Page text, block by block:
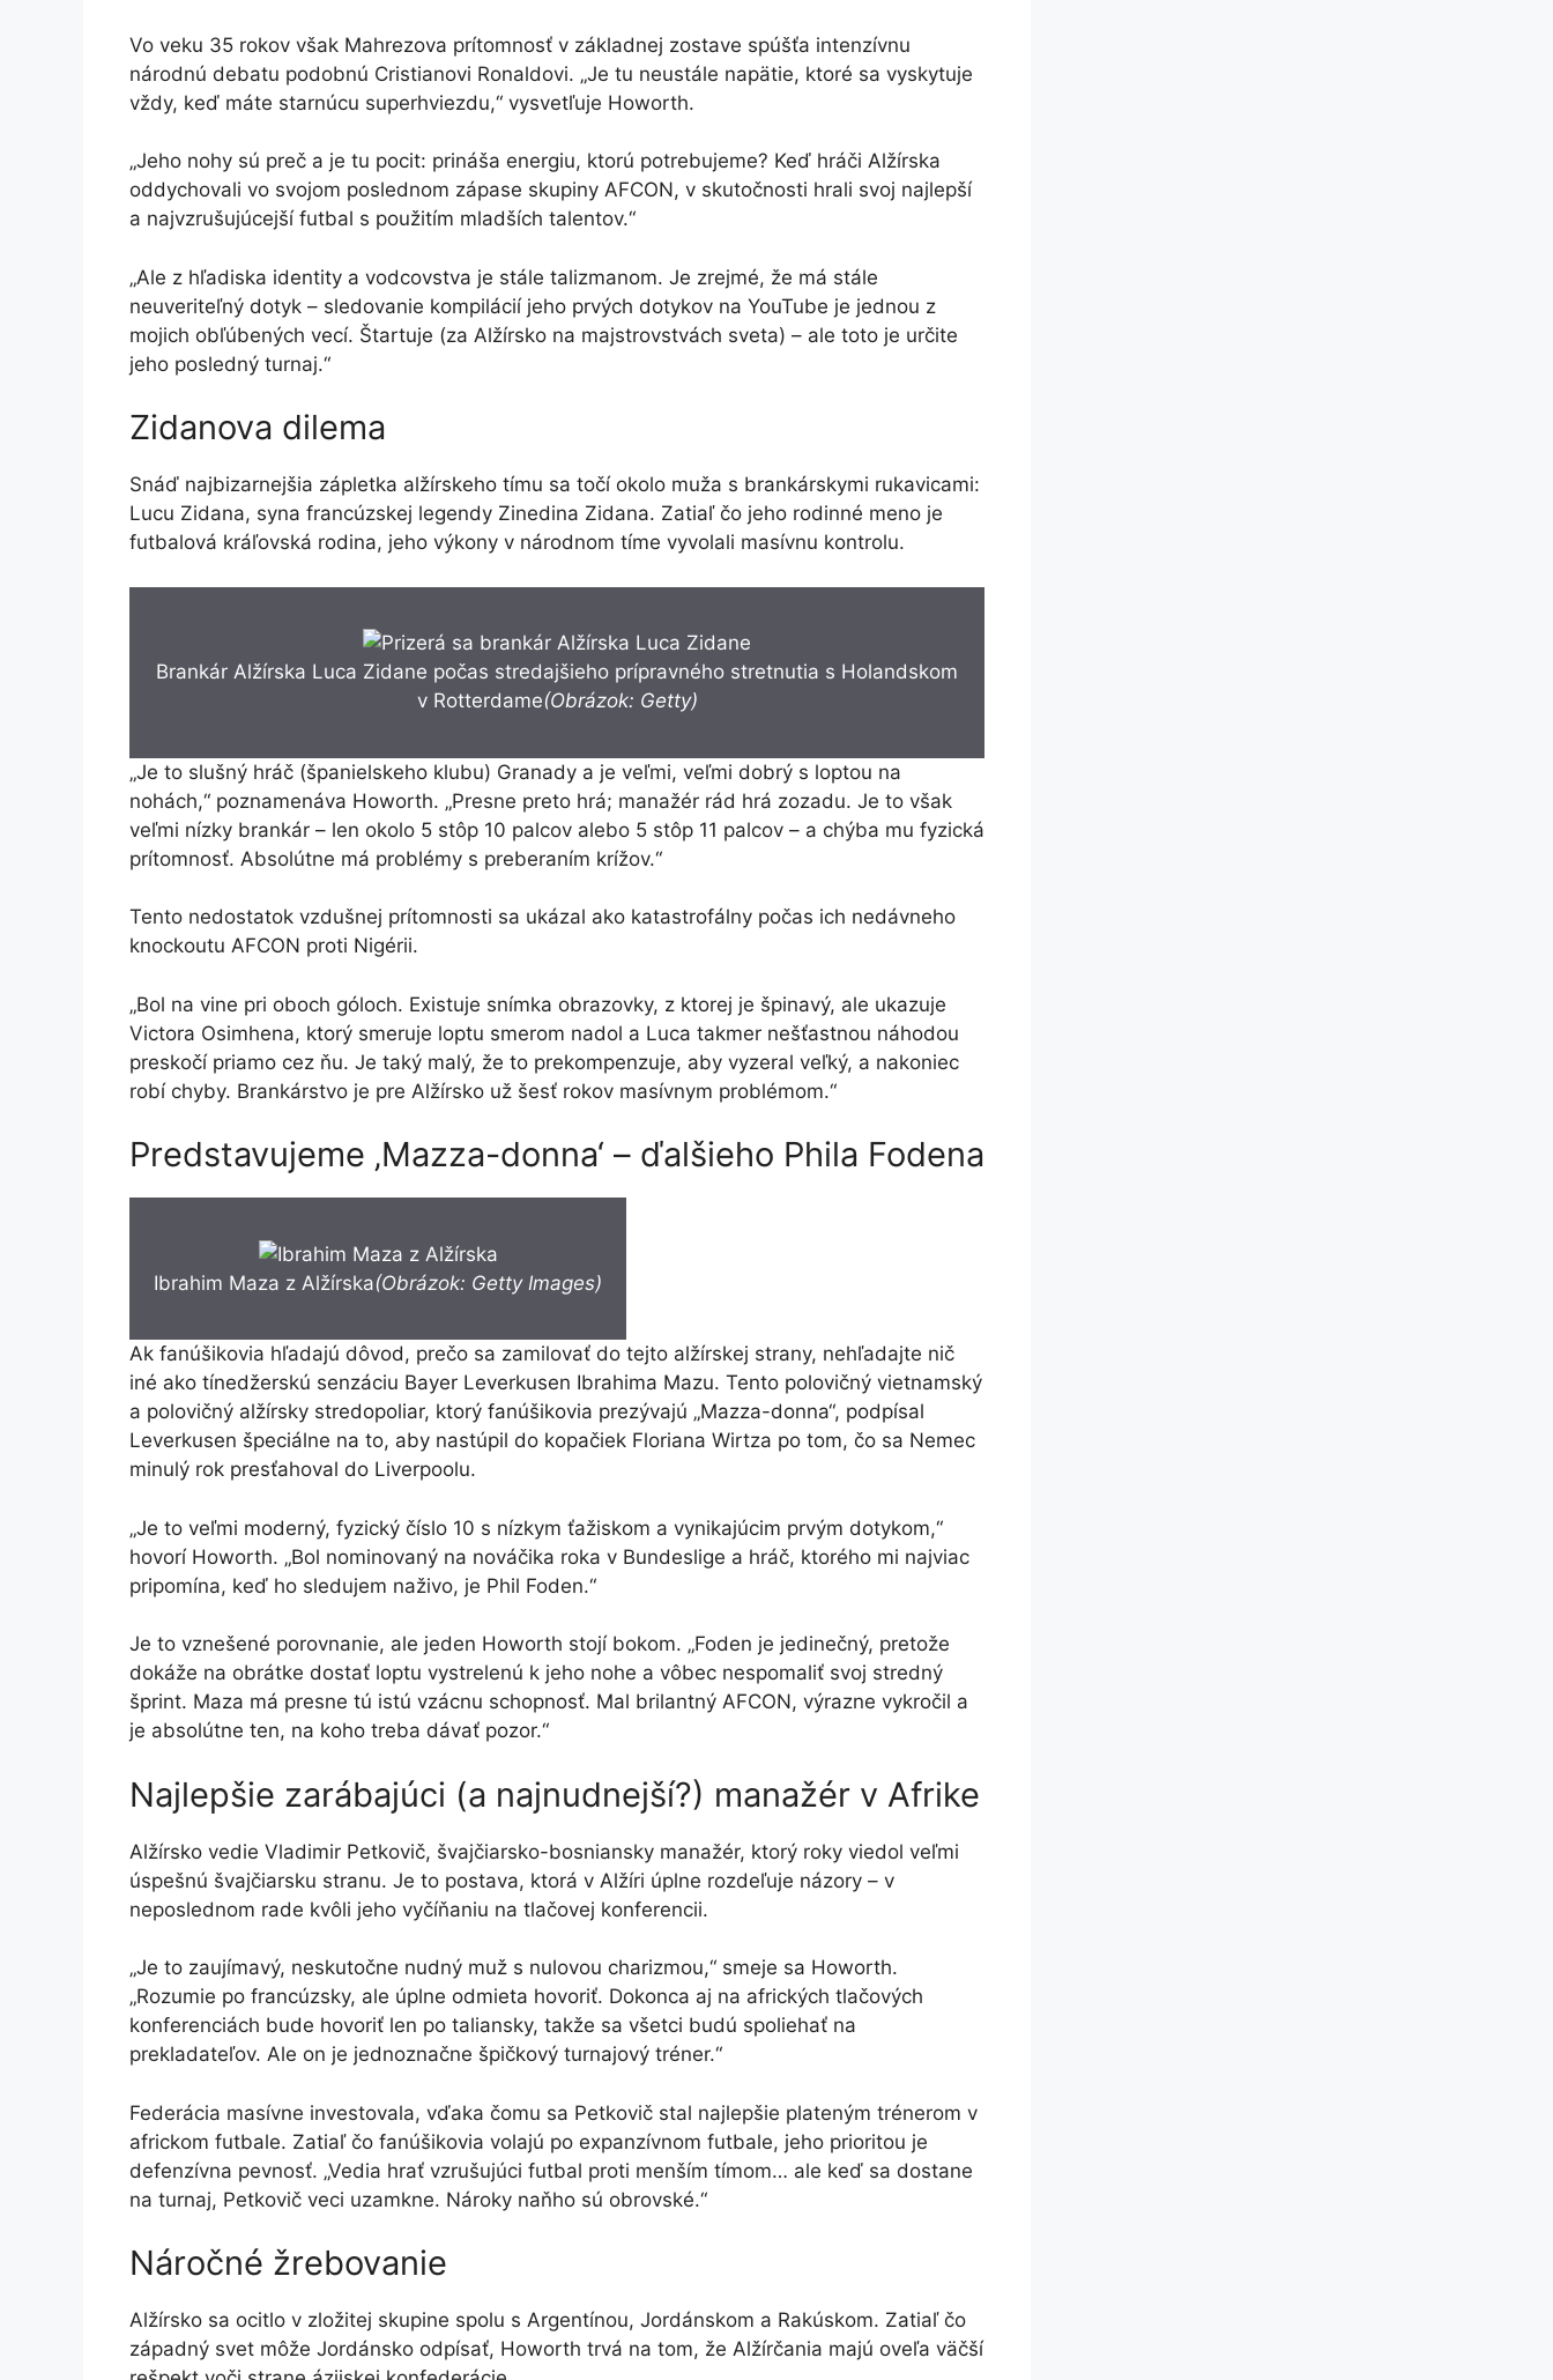
Vo veku 35 rokov však Mahrezova prítomnosť v základnej zostave spúšťa intenzívnu
národnú debatu podobnú Cristianovi Ronaldovi. „Je tu neustále napätie, ktoré sa vyskytuje
vždy, keď máte starnúcu superhviezdu,“ vysvetľuje Howorth.
„Jeho nohy sú preč a je tu pocit: prináša energiu, ktorú potrebujeme? Keď hráči Alžírska
oddychovali vo svojom poslednom zápase skupiny AFCON, v skutočnosti hrali svoj najlepší
a najvzrušujúcejší futbal s použitím mladších talentov.“
„Ale z hľadiska identity a vodcovstva je stále talizmanom. Je zrejmé, že má stále
neuveriteľný dotyk – sledovanie kompilácií jeho prvých dotykov na YouTube je jednou z
mojich obľúbených vecí. Štartuje (za Alžírsko na majstrovstvách sveta) – ale toto je určite
jeho posledný turnaj.“
Zidanova dilema
Snáď najbizarnejšia zápletka alžírskeho tímu sa točí okolo muža s brankárskymi rukavicami:
Lucu Zidana, syna francúzskej legendy Zinedina Zidana. Zatiaľ čo jeho rodinné meno je
futbalová kráľovská rodina, jeho výkony v národnom tíme vyvolali masívnu kontrolu.
Brankár Alžírska Luca Zidane počas stredajšieho prípravného stretnutia s Holandskom
v Rotterdame(Obrázok: Getty)
„Je to slušný hráč (španielskeho klubu) Granady a je veľmi, veľmi dobrý s loptou na
nohách,“ poznamenáva Howorth. „Presne preto hrá; manažér rád hrá zozadu. Je to však
veľmi nízky brankár – len okolo 5 stôp 10 palcov alebo 5 stôp 11 palcov – a chýba mu fyzická
prítomnosť. Absolútne má problémy s preberaním krížov.“
Tento nedostatok vzdušnej prítomnosti sa ukázal ako katastrofálny počas ich nedávneho
knockoutu AFCON proti Nigérii.
„Bol na vine pri oboch góloch. Existuje snímka obrazovky, z ktorej je špinavý, ale ukazuje
Victora Osimhena, ktorý smeruje loptu smerom nadol a Luca takmer nešťastnou náhodou
preskočí priamo cez ňu. Je taký malý, že to prekompenzuje, aby vyzeral veľký, a nakoniec
robí chyby. Brankárstvo je pre Alžírsko už šesť rokov masívnym problémom.“
Predstavujeme ‚Mazza-donna‘ – ďalšieho Phila Fodena
Ibrahim Maza z Alžírska(Obrázok: Getty Images)
Ak fanúšikovia hľadajú dôvod, prečo sa zamilovať do tejto alžírskej strany, nehľadajte nič
iné ako tínedžerskú senzáciu Bayer Leverkusen Ibrahima Mazu. Tento polovičný vietnamský
a polovičný alžírsky stredopoliar, ktorý fanúšikovia prezývajú „Mazza-donna“, podpísal
Leverkusen špeciálne na to, aby nastúpil do kopačiek Floriana Wirtza po tom, čo sa Nemec
minulý rok presťahoval do Liverpoolu.
„Je to veľmi moderný, fyzický číslo 10 s nízkym ťažiskom a vynikajúcim prvým dotykom,“
hovorí Howorth. „Bol nominovaný na nováčika roka v Bundeslige a hráč, ktorého mi najviac
pripomína, keď ho sledujem naživo, je Phil Foden.“
Je to vznešené porovnanie, ale jeden Howorth stojí bokom. „Foden je jedinečný, pretože
dokáže na obrátke dostať loptu vystrelenú k jeho nohe a vôbec nespomaliť svoj stredný
šprint. Maza má presne tú istú vzácnu schopnosť. Mal brilantný AFCON, výrazne vykročil a
je absolútne ten, na koho treba dávať pozor.“
Najlepšie zarábajúci (a najnudnejší?) manažér v Afrike
Alžírsko vedie Vladimir Petkovič, švajčiarsko-bosniansky manažér, ktorý roky viedol veľmi
úspešnú švajčiarsku stranu. Je to postava, ktorá v Alžíri úplne rozdeľuje názory – v
neposlednom rade kvôli jeho vyčíňaniu na tlačovej konferencii.
„Je to zaujímavý, neskutočne nudný muž s nulovou charizmou,“ smeje sa Howorth.
„Rozumie po francúzsky, ale úplne odmieta hovoriť. Dokonca aj na afrických tlačových
konferenciách bude hovoriť len po taliansky, takže sa všetci budú spoliehať na
prekladateľov. Ale on je jednoznačne špičkový turnajový tréner.“
Federácia masívne investovala, vďaka čomu sa Petkovič stal najlepšie plateným trénerom v
africkom futbale. Zatiaľ čo fanúšikovia volajú po expanzívnom futbale, jeho prioritou je
defenzívna pevnosť. „Vedia hrať vzrušujúci futbal proti menším tímom… ale keď sa dostane
na turnaj, Petkovič veci uzamkne. Nároky naňho sú obrovské.“
Náročné žrebovanie
Alžírsko sa ocitlo v zložitej skupine spolu s Argentínou, Jordánskom a Rakúskom. Zatiaľ čo
západný svet môže Jordánsko odpísať, Howorth trvá na tom, že Alžírčania majú oveľa väčší